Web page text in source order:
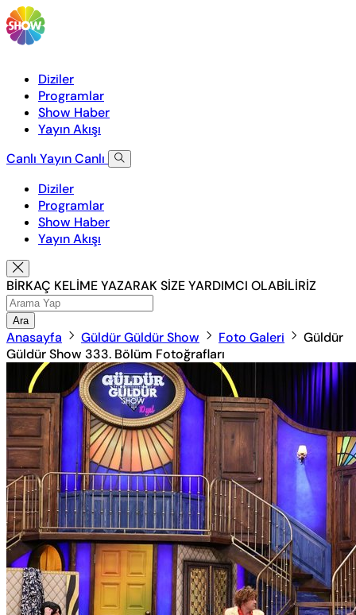
Diziler
Programlar
Show Haber
Yayın Akışı
Canlı YayınCanlı
Diziler
Programlar
Show Haber
Yayın Akışı
BİRKAÇ KELİME YAZARAK SİZE YARDIMCI OLABİLİRİZ
Ara
Anasayfa Güldür Güldür Show Foto Galeri
Güldür
Güldür Show 333. Bölüm Fotoğrafları